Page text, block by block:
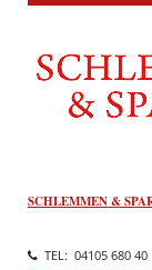
SCHLEMMEN &
TEL: 04105 680 40